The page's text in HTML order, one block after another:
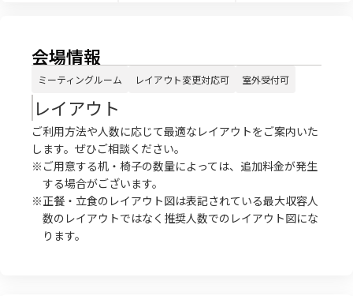
会場情報
ミーティングルーム レイアウト変更対応可 室外受付可
レイアウト
ご利用方法や人数に応じて最適なレイアウトをご案内いた
します。ぜひご相談ください。
※ご用意する机・椅子の数量によっては、追加料金が発生
する場合がございます。
※正餐・立食のレイアウト図は表記されている最大収容人
数のレイアウトではなく推奨人数でのレイアウト図にな
ります。